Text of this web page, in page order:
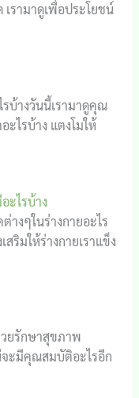
เรามาดูเพื่อประโยชน์
บ้างวันนี้เรามาดูคุณ
ะไรบ้าง แตงโมให้
ะไรบ้าง
งๆในร่างกายอะไร
ริมให้ร่างกายเราแข็ง
ยรักษาสุขภาพ
ะมีคุณสมบัติอะไรอีก